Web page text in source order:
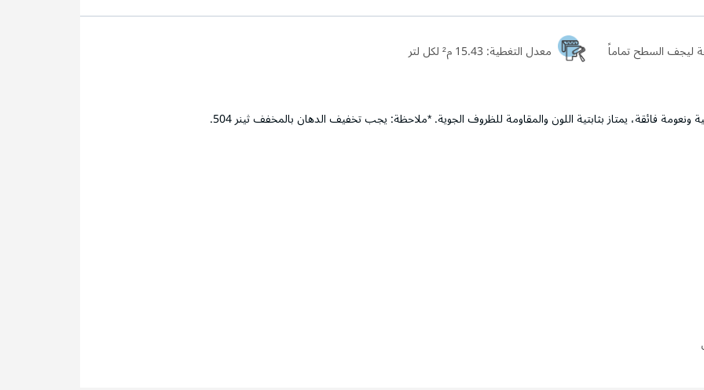
معدل التغطية:
فائقة، يمتاز بثابتية اللون والمقاومة للظروف الجوية. *ملاحظة: يجب تخفيف الدهان بالمخفف ثينر 504.